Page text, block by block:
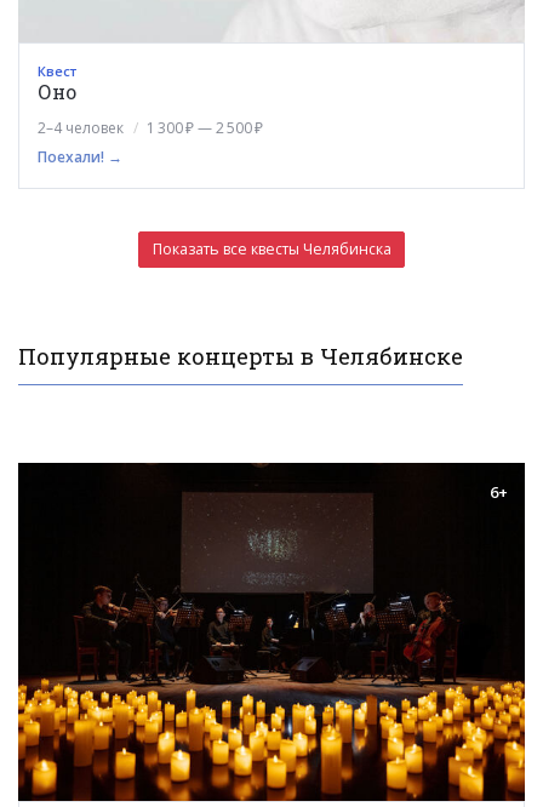
Квест
Оно
2–4 человек
1 300 ₽ — 2 500 ₽
Поехали! →
Показать все квесты Челябинска
Популярные концерты в Челябинске
6+